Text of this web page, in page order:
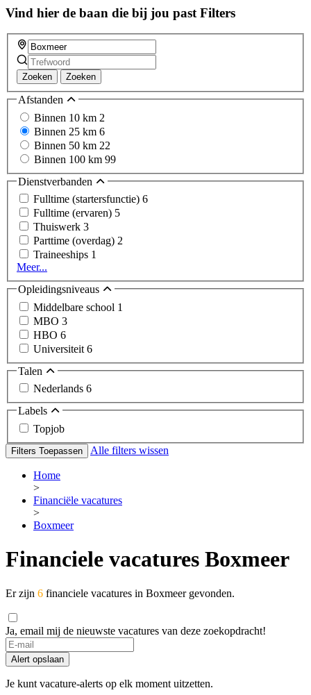
Vind hier de baan die bij jou past Filters
Zoeken Zoeken
Afstanden
Binnen 10 km 2
Binnen 25 km 6
Binnen 50 km 22
Binnen 100 km 99
Dienstverbanden
Fulltime (startersfunctie) 6
Fulltime (ervaren) 5
Thuiswerk 3
Parttime (overdag) 2
Traineeships 1
Meer...
Opleidingsniveaus
Middelbare school 1
MBO 3
HBO 6
Universiteit 6
Talen
Nederlands 6
Labels
Topjob
Filters Toepassen Alle filters wissen
Home
>
Financiële vacatures
>
Boxmeer
Financiele vacatures Boxmeer
Er zijn 6 financiele vacatures in Boxmeer gevonden.
Ja, email mij de nieuwste vacatures van deze zoekopdracht!
If
you
are
a
Alert opslaan
Je kunt vacature-alerts op elk moment uitzetten.